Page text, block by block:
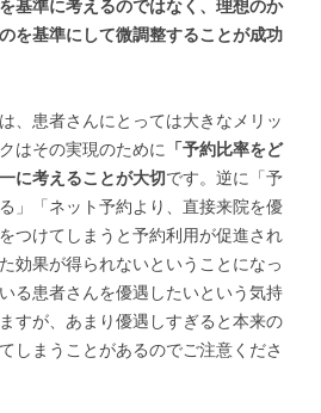
基準に考えるのではなく、理想のか
を基準にして微調整することが成功
、患者さんにとっては大きなメリッ
はその実現のために 「予約比率をど
に考えることが大切です。逆に「予
」「ネット予約より、直接来院を優
つけてしまうと予約利用が促進され
効果が得られないということになっ
る患者さんを優遇したいという気持
すが、あまり優遇しすぎると本来の
しまうことがあるのでご注意くださ